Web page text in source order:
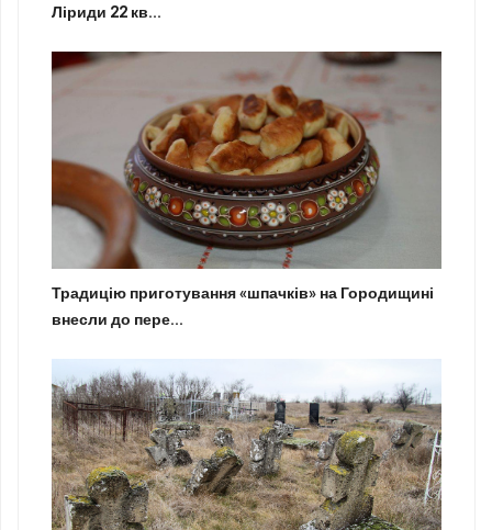
Ліриди 22 кв...
Традицію приготування «шпачків» на Городищині
внесли до пере...